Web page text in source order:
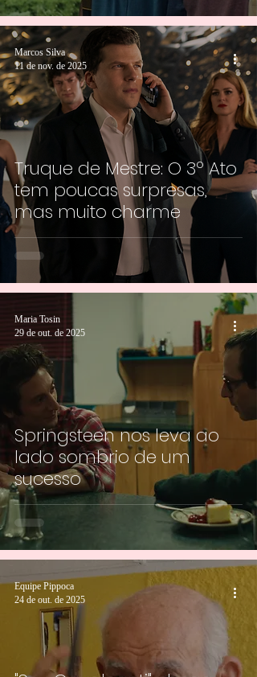
Truque de Mestre: O 3º Ato
tem poucas surpresas,
mas muito charme
Marcos Silva
11 de nov. de 2025
Springsteen nos leva ao
lado sombrio de um
sucesso
Maria Tosin
29 de out. de 2025
Equipe Pippoca
24 de out. de 2025